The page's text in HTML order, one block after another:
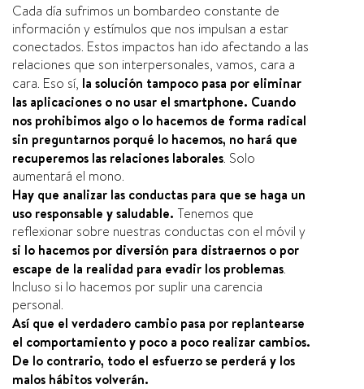
Cada dí­a sufrimos un bombardeo constante de
información y estí­mulos que nos impulsan a estar
conectados. Estos impactos han ido afectando a las
relaciones que son interpersonales, vamos, cara a
cara. Eso sí­, la solución tampoco pasa por eliminar
las aplicaciones o no usar el smartphone. Cuando
nos prohibimos algo o lo hacemos de forma radical
sin preguntarnos porqué lo hacemos, no hará que
recuperemos las relaciones laborales. Solo
aumentará el mono.
Hay que analizar las conductas para que se haga un
uso responsable y saludable. Tenemos que
reflexionar sobre nuestras conductas con el móvil y
si lo hacemos por diversión para distraernos o por
escape de la realidad para evadir los problemas.
Incluso si lo hacemos por suplir una carencia
personal.
Así­ que el verdadero cambio pasa por replantearse
el comportamiento y poco a poco realizar cambios.
De lo contrario, todo el esfuerzo se perderá y los
malos hábitos volverán.